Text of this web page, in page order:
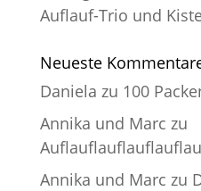
Auflauf-Trio und
Neueste
Daniela zu 100
Annika und Marc zu
Annika und Marc zu